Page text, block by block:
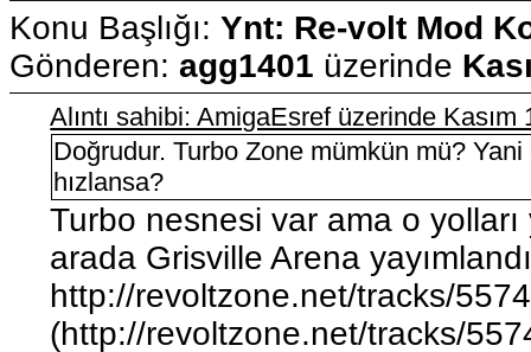
Konu Başlığı: Ynt: Re-volt Mod
Gönderen: agg1401 üzerinde
Alıntı sahibi: AmigaEsref üzerinde
Doğrudur. Turbo Zone mümkün mü?
hızlansa?
Turbo nesnesi var ama o
arada Grisville Arena
http://revoltzone.net/tracks/
(http://revoltzone.net/tracks/